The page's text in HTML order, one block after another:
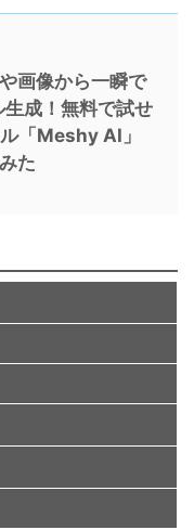
画像から一瞬で
生成！無料で試せ
「Meshy AI」
た